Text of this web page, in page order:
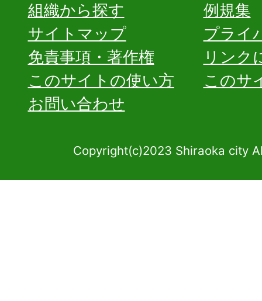
組織から探す
例規集
サイトマップ
プライ
免責事項・著作権
リンク
このサイトの使い方
このサ
お問い合わせ
Copyright(c)2023 Shiraoka city